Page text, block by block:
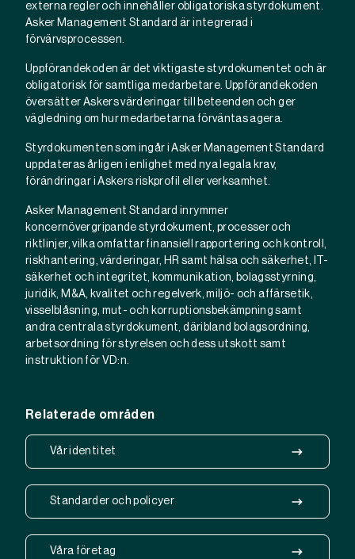
externa regler och innehåller obligatoriska styrdokument.
Asker Management Standard är integrerad i
förvärvsprocessen.
Uppförandekoden är det viktigaste styrdokumentet och är
obligatorisk för samtliga medarbetare. Uppförandekoden
översätter Askers värderingar till beteenden och ger
vägledning om hur medarbetarna förväntas agera.
Styrdokumenten som ingår i Asker Management Standard
uppdateras årligen i enlighet med nya legala krav,
förändringar i Askers riskprofil eller verksamhet.
Asker Management Standard inrymmer
koncernövergripande styrdokument, processer och
riktlinjer, vilka omfattar finansiell rapportering och kontroll,
riskhantering, värderingar, HR samt hälsa och säkerhet, IT-
säkerhet och integritet, kommunikation, bolagsstyrning,
juridik, M&A, kvalitet och regelverk, miljö- och affärsetik,
visselblåsning, mut- och korruptionsbekämpning samt
andra centrala styrdokument, däribland bolagsordning,
arbetsordning för styrelsen och dess utskott samt
instruktion för VD:n.
Relaterade områden
Vår identitet
Standarder och policyer
Våra företag